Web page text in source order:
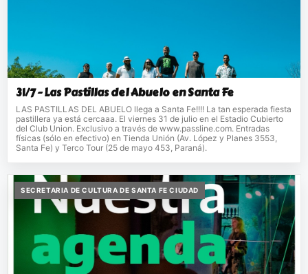
31/7 - Las Pastillas del Abuelo en Santa Fe
LAS PASTILLAS DEL ABUELO llega a Santa Fe!!!! La tan esperada fiesta
pastillera ya está cercaaa. El viernes 31 de julio en el Estadio Cubierto
del Club Union. Exclusivo a través de www.passline.com. Entradas
físicas (sólo en efectivo) en Tienda Unión (Av. López y Planes 3553,
Santa Fe) y Terco Tour (25 de mayo 453, Paraná).
SECRETARIA DE CULTURA DE SANTA FE CIUDAD